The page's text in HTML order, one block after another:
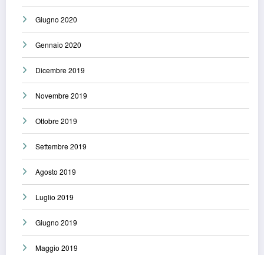
Giugno 2020
Gennaio 2020
Dicembre 2019
Novembre 2019
Ottobre 2019
Settembre 2019
Agosto 2019
Luglio 2019
Giugno 2019
Maggio 2019